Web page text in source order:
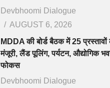
Devbhoomi Dialogue
AUGUST 6, 2026
MDDA की बोर्ड बैठक में 25 प्रस्तावों
मंजूरी, लैंड पूलिंग, पर्यटन, औद्योगिक
फोकस
Devbhoomi Dialogue